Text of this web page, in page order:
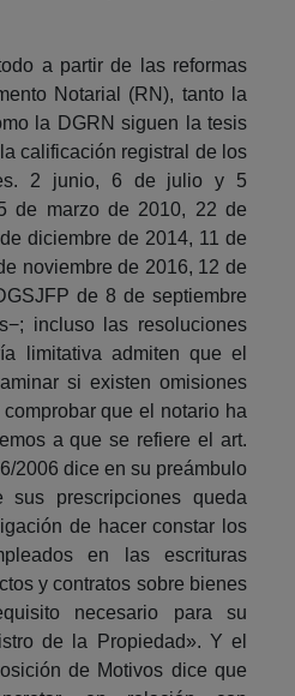
a partir de las reformas
Notarial (RN), tanto la
la DGRN siguen la tesis
calificación registral de los
2 junio, 6 de julio y 5
de marzo de 2010, 22 de
diciembre de 2014, 11 de
noviembre de 2016, 12 de
de 8 de septiembre
incluso las resoluciones
limitativa admiten que el
si existen omisiones
que el notario ha
a que se refiere el art.
2006 dice en su preámbulo
prescripciones queda
de hacer constar los
en las escrituras
y contratos sobre bienes
necesario para su
de la Propiedad». Y el
de Motivos dice que